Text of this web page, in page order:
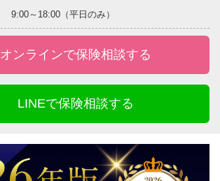
9:00～18:00（平日のみ）
オンラインで保険相談する
LINEで保険相談する